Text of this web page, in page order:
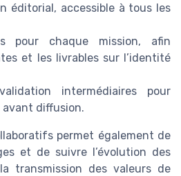
éditorial, accessible à tous les
pour chaque mission, afin
et les livrables sur l’identité
intermédiaires pour
diffusion.
permet également de
et de suivre l’évolution des
transmission des valeurs de